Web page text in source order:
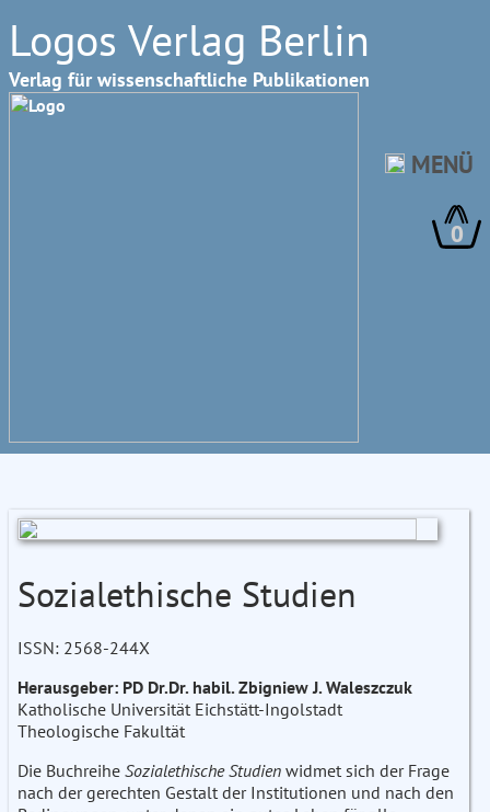
Logos Verlag Berlin
Verlag für wissenschaftliche Publikationen
0
MENÜ
Sozialethische Studien
ISSN: 2568-244X
Herausgeber: PD Dr.Dr. habil. Zbigniew J. Waleszczuk
Katholische Universität Eichstätt-Ingolstadt
Theologische Fakultät
Die Buchreihe Sozialethische Studien widmet sich der Frage
nach der gerechten Gestalt der Institutionen und nach den